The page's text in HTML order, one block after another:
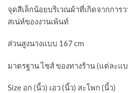
จุดสีเล็กน้อยบริเวณผ้าที่เกิดจากการ
สเน่ห์ของงานเพ้นท์
ส่วนสูงนางแบบ 167 cm
มาตรฐาน ไซส์ ของทางร้าน (แต่ละแ
Size อก (นิ้ว) เอว (นิ้ว) สะโพก (นิ้ว)